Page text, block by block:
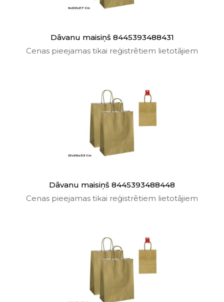
Dāvanu maisiņš 8445393488431
Cenas pieejamas tikai reģistrētiem lietotājiem
Dāvanu maisiņš 8445393488448
Cenas pieejamas tikai reģistrētiem lietotājiem